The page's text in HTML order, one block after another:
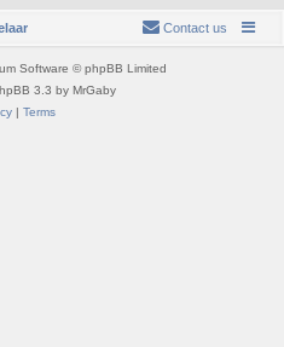
Contact us
Software © phpBB Limited
3.3 by MrGaby
| Terms